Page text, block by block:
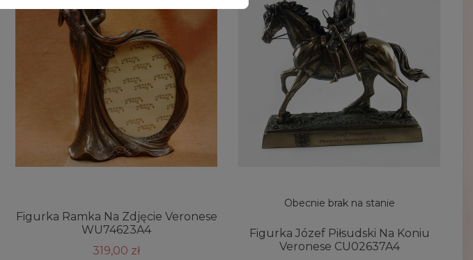
Figurka Ramka Na Zdjęcie Veronese
WU74623A4
319,00 zł
Obecnie brak na stanie
Figurka Józef Piłsudski Na Koniu
Veronese CU02637A4